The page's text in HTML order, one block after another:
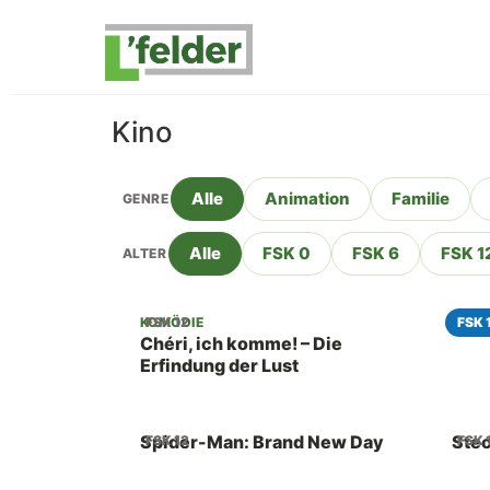
Kino
GENRE Alle Animation Familie
ALTER Alle FSK 0 FSK 6 FSK
FSK 12
KOMÖDIE
Chéri, ich komme! – Die
Erfindung der Lust
FSK
Die
FSK 12
Spider-Man: Brand New Day FSK